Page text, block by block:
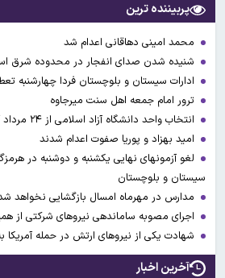
پربیننده ترین
محمد امینی دهاقانی اعدام شد
شنیده شدن صدای انفجار در محدوده شرق
ادارات سیستان و بلوچستان فردا چهارشنبه
ترور امام جمعه اهل سنت میرجاوه
انتخاب واحد دانشگاه آزاد اسلامی از ۲۴ مرداد آغاز می شود
امید بهزاد و پوریا صفوت اعدام شدند
لغو آزمونهای نهایی یکشنبه و دوشنبه در
سیستان و بلوچستان
مدارس در مهرماه امسال بازگشایی نخواهد
اجرای مصوبه ساماندهی نیرو‌های شرکتی از
شهادت یکی از نیروهای ارتش در حمله آمریکا
آخرین اخبار